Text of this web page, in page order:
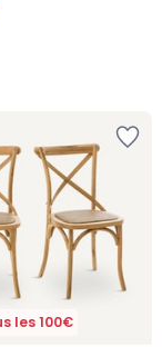
les 100€